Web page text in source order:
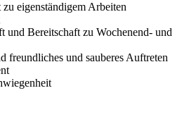
eigenständigem Arbeiten
und Bereitschaft zu Wochenend- und
freundliches und sauberes Auftreten